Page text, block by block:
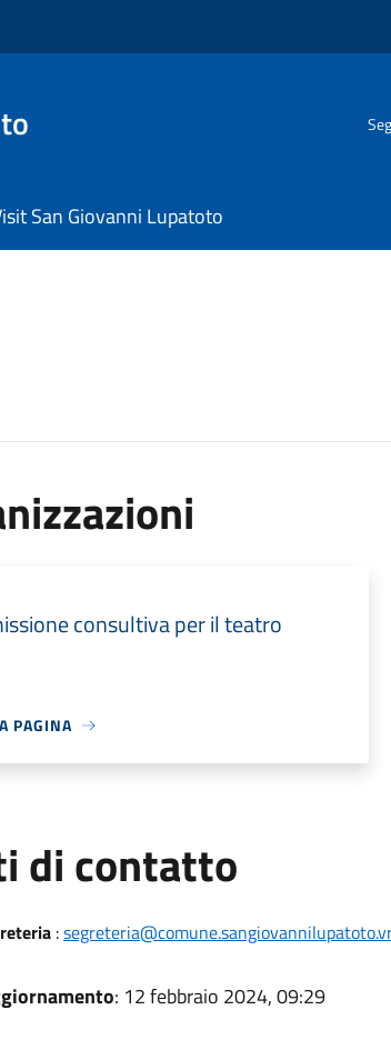
San Giovanni Lupatoto
consultiva per il teatro
PAGINA
di contatto
:
: 12 febbraio 2024, 09:29